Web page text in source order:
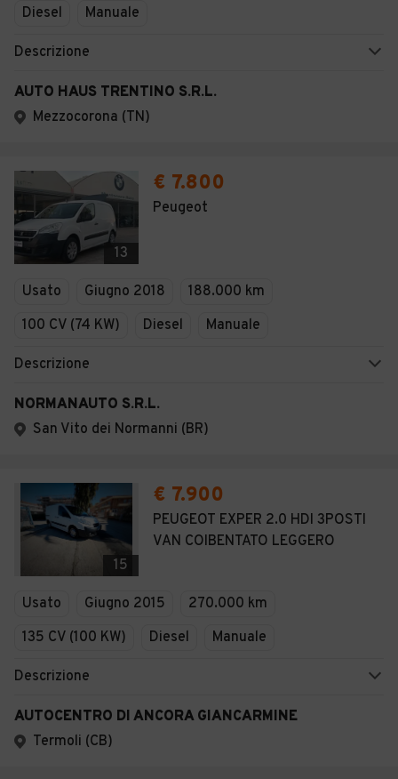
Diesel
Manuale
Descrizione
AUTO HAUS TRENTINO S.R.L.
Mezzocorona (TN)
13
€ 7.800
Peugeot
Usato Giugno 2018
188.000 km
100 CV (74 KW)
Diesel Manuale
Descrizione
NORMANAUTO S.R.L.
San Vito dei Normanni (BR)
15
€ 7.900
PEUGEOT EXPER 2.0 HDI 3POSTI
VAN COIBENTATO LEGGERO
Usato Giugno 2015
270.000 km
135 CV (100 KW)
Diesel Manuale
Descrizione
AUTOCENTRO DI ANCORA GIANCARMINE
Termoli (CB)